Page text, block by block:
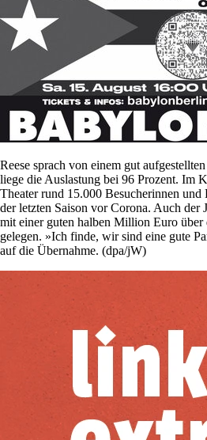
Reese sprach von einem gut
liege die Auslastung bei 96 Prozent. Im
Theater rund 15.000 Besucherinnen und
der letzten Saison vor Corona. Auch der
mit einer guten halben Million Euro über
gelegen. »Ich finde, wir sind eine gute
auf die Übernahme. (dpa/jW)